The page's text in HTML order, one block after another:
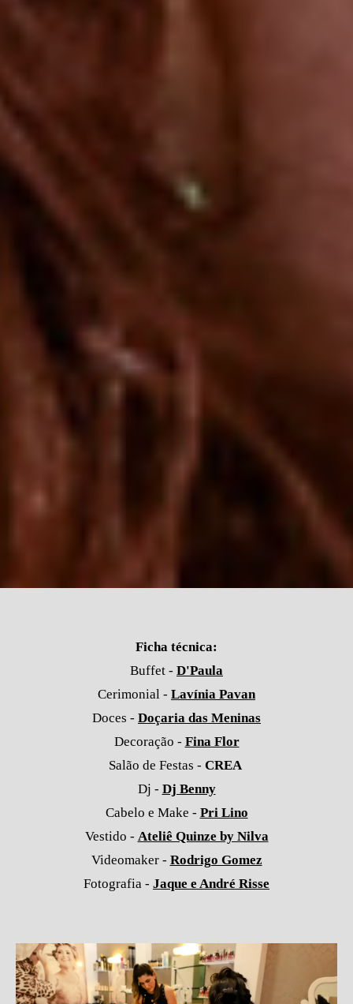
Ficha técnica:
Buffet - D'Paula
Cerimonial - Lavínia Pavan
Doces - Doçaria das Meninas
Decoração - Fina Flor
Salão de Festas - CREA
Dj - Dj Benny
Cabelo e Make - Pri Lino
Vestido - Ateliê Quinze by Nilva
Videomaker - Rodrigo Gomez
Fotografia - Jaque e André Risse